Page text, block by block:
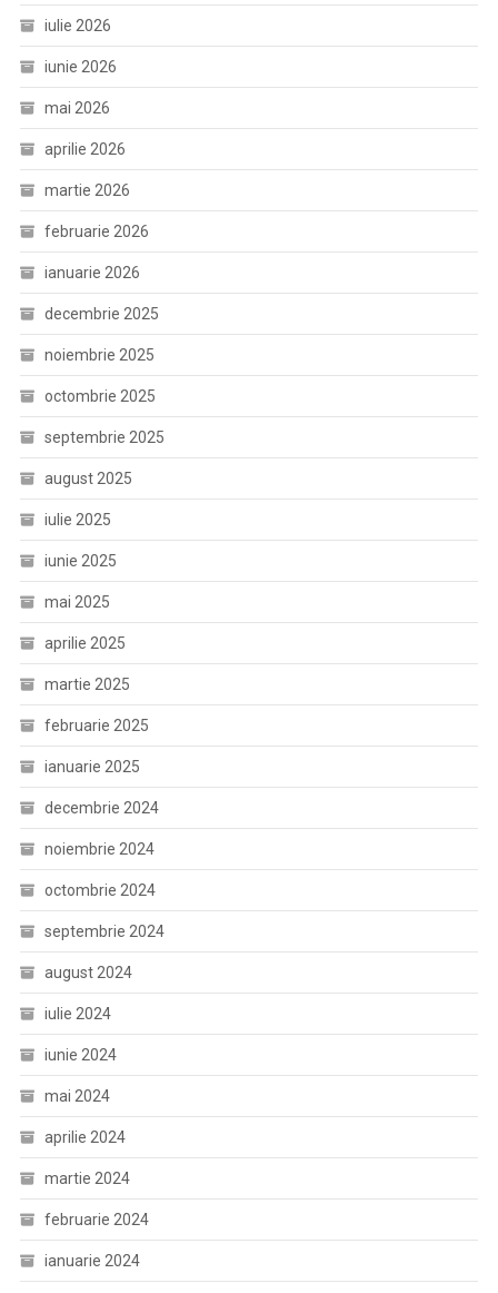
iulie 2026
iunie 2026
mai 2026
aprilie 2026
martie 2026
februarie 2026
ianuarie 2026
decembrie 2025
noiembrie 2025
octombrie 2025
septembrie 2025
august 2025
iulie 2025
iunie 2025
mai 2025
aprilie 2025
martie 2025
februarie 2025
ianuarie 2025
decembrie 2024
noiembrie 2024
octombrie 2024
septembrie 2024
august 2024
iulie 2024
iunie 2024
mai 2024
aprilie 2024
martie 2024
februarie 2024
ianuarie 2024